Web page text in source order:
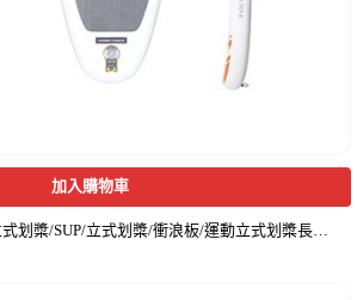
加入購物車
Bestway。65302充氣式立式划槳/SUP/立式划槳/衝浪板/運動立式划槳長板-附槳